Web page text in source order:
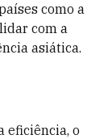
como a
com a
asiática.
eficiência, o